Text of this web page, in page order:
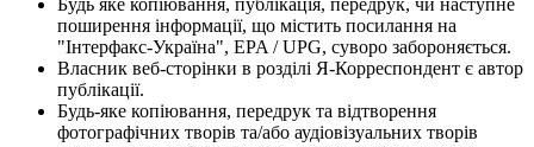
поширення інформації, що містить посилання на
"Інтерфакс-Україна", EPA / UPG, суворо забороняється.
Власник веб-сторінки в розділі Я-Корреспондент є автор
публікації.
Будь-яке копіювання, передрук та відтворення
фотографічних творів та/або аудіовізуальних творів